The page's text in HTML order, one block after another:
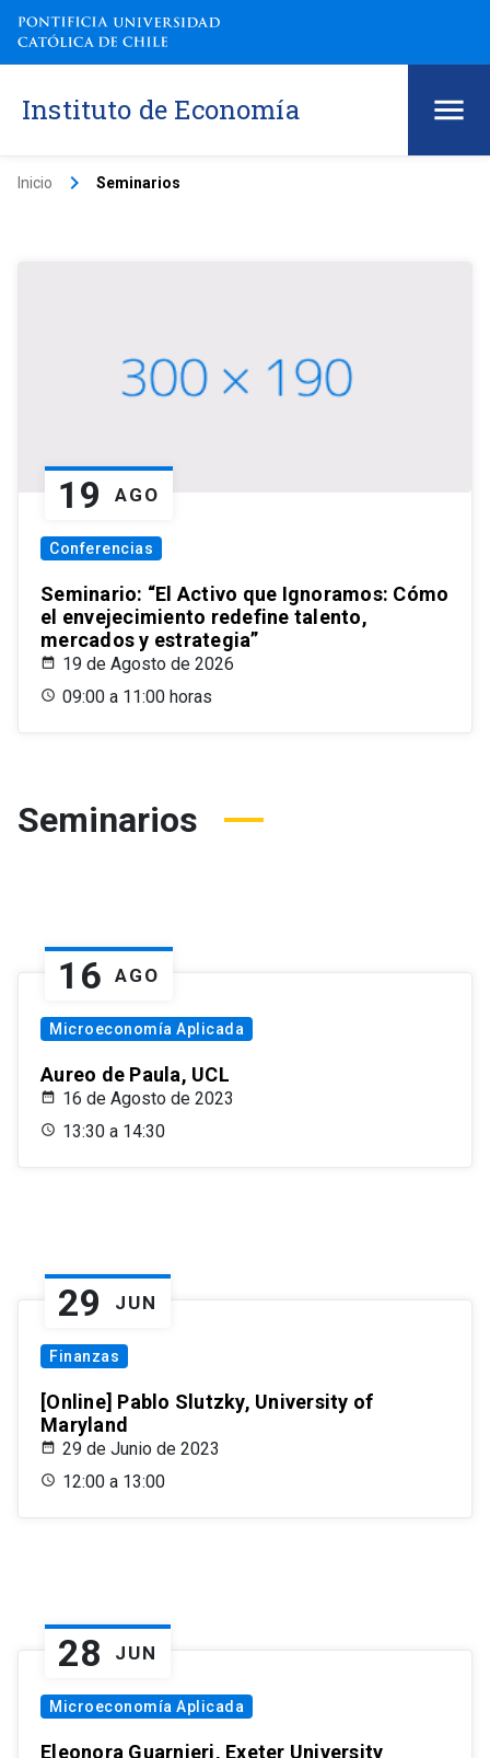
Instituto de Economía
Inicio keyboard_arrow_right Seminarios
19 AGO
Conferencias
Seminario: “El Activo que Ignoramos: Cómo
el envejecimiento redefine talento,
mercados y estrategia”
19 de Agosto de 2026
09:00 a 11:00 horas
Seminarios
16 AGO
Microeconomía Aplicada
Aureo de Paula, UCL
16 de Agosto de 2023
13:30 a 14:30
29 JUN
Finanzas
[Online] Pablo Slutzky, University of
Maryland
29 de Junio de 2023
12:00 a 13:00
28 JUN
Microeconomía Aplicada
Eleonora Guarnieri, Exeter University